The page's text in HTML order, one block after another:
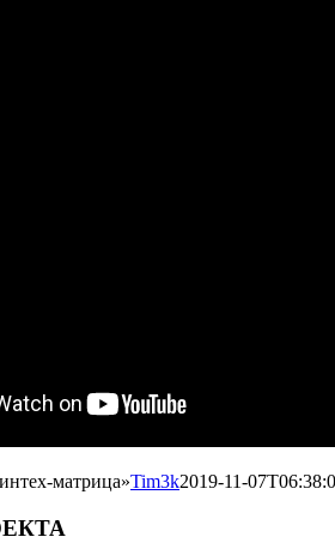
матрица»Tim3k2019-11-